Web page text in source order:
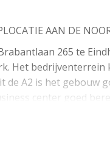
AAN DE
265 te
Het
de A2 is het
center goed